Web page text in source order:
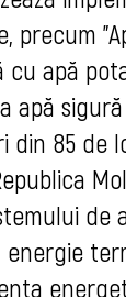
precum
apă
apă
din 85 de
de